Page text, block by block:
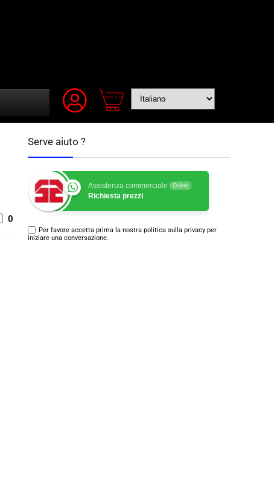
0
Serve aiuto ?
Assistenza commerciale Online
Richiesta prezzi
Per favore accetta prima la nostra politica sulla privacy per
iniziare una conversazione.